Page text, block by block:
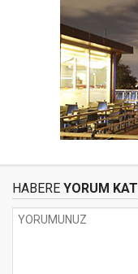
HABERE YORUM KAT